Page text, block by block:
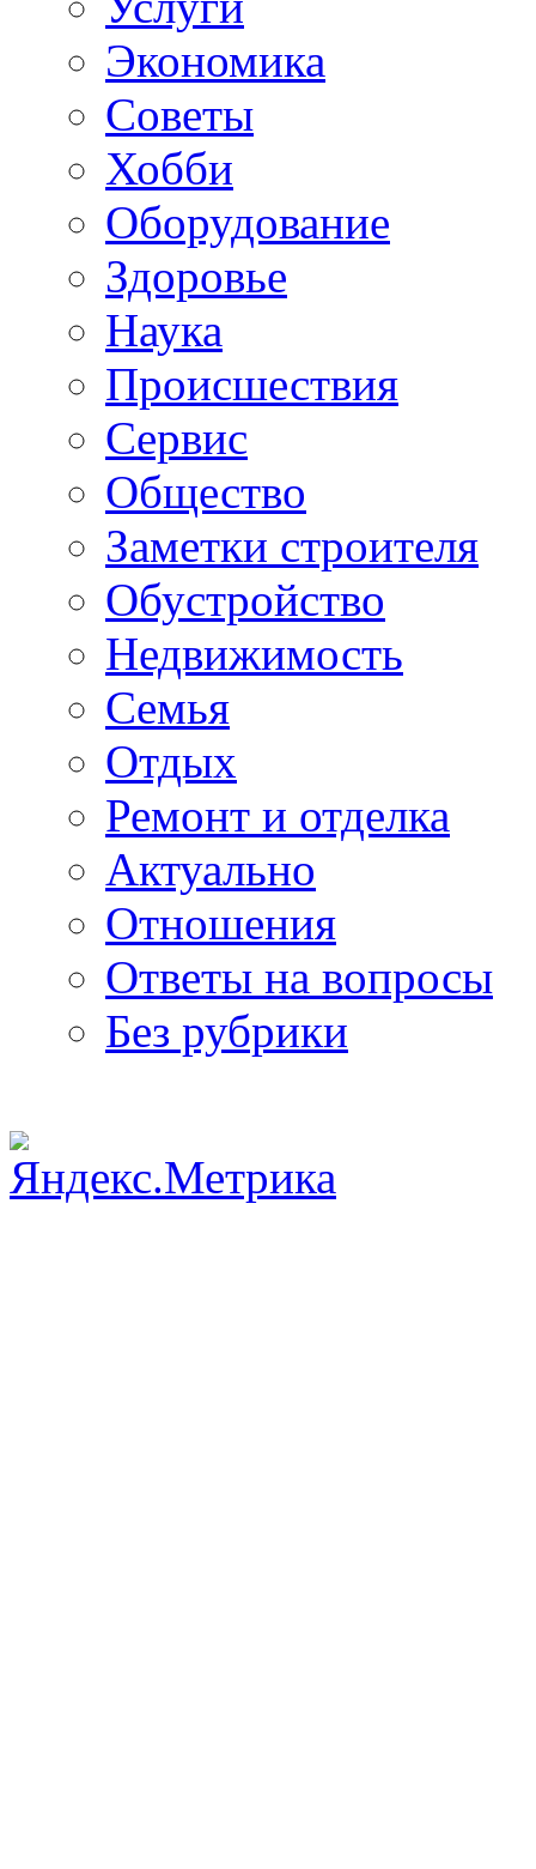
Экономика
Советы
Хобби
Oборудование
Здоровье
Наука
Происшествия
Сервис
Общество
Заметки строителя
Обустройство
Недвижимость
Семья
Отдых
Ремонт и отделка
Актуально
Отношения
Ответы на вопросы
Без рубрики